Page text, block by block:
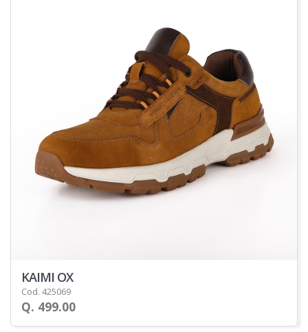
KAIMI OX
Cod. 425069
Q. 499.00